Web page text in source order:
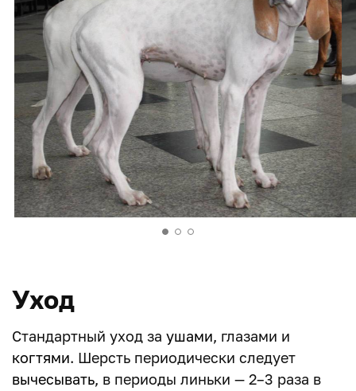
Уход
Стандартный уход за ушами, глазами и
когтями. Шерсть периодически следует
вычесывать, в периоды линьки — 2–3 раза в